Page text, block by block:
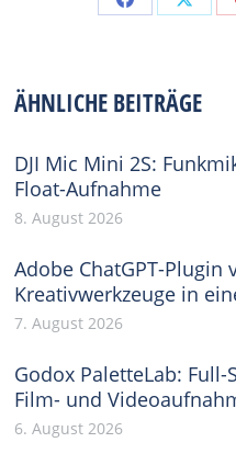
Share Share
ÄHNLICHE BEITRÄGE
DJI Mic Mini 2S:
Float-Aufnahme
8. August 2026
Adobe ChatGPT-Plugin
Kreativwerkzeuge in
7. August 2026
Godox PaletteLab:
Film- und
6. August 2026